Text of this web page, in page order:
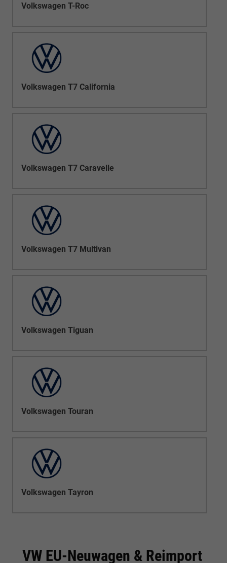
Volkswagen T-Roc
Volkswagen T7 California
Volkswagen T7 Caravelle
Volkswagen T7 Multivan
Volkswagen Tiguan
Volkswagen Touran
Volkswagen Tayron
VW EU-Neuwagen & Reimport